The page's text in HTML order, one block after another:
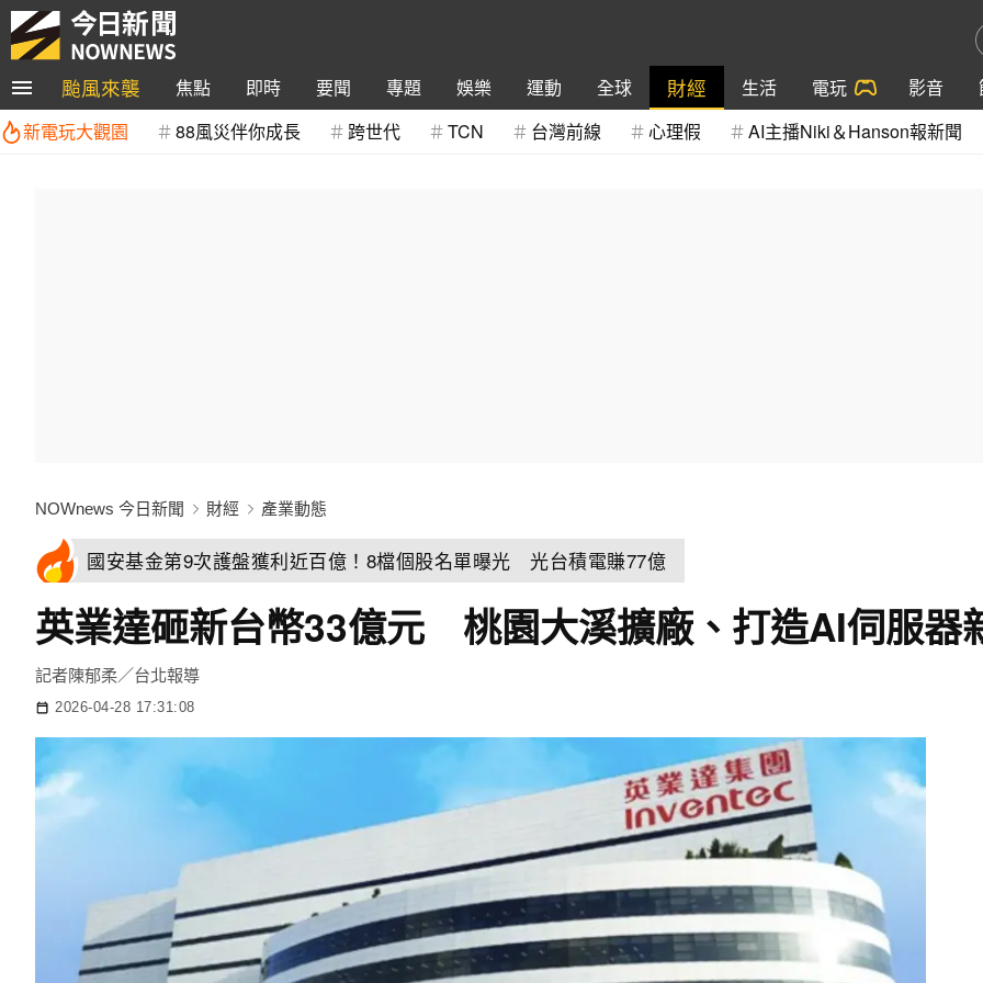
颱風來襲 焦點 即時 要聞 專題 娛樂 運動 全球 財經 生活 電玩 影音
新電玩大觀園
88風災伴你成長 跨世代 TCN 台灣前線 心理假 AI主播Niki＆Hanson報新聞
NOWnews 今日新聞 財經 產業動態
國安基金第9次護盤獲利近百億！8檔個股名單曝光 光台積電賺77億
英業達砸新台幣33億元 桃園大溪擴廠、打造AI伺服器
記者陳郁柔／台北報導
2026-04-28 17:31:08